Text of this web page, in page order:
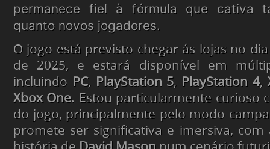
permanece fiel à fórmula que cativa
quanto novos jogadores.
O jogo está previsto chegar ás lojas no
de 2025, e estará disponível em
incluindo PC, PlayStation 5, PlayStation 4,
Xbox One. Estou particularmente curioso
do jogo, principalmente pelo modo
promete ser significativa e imersiva, com